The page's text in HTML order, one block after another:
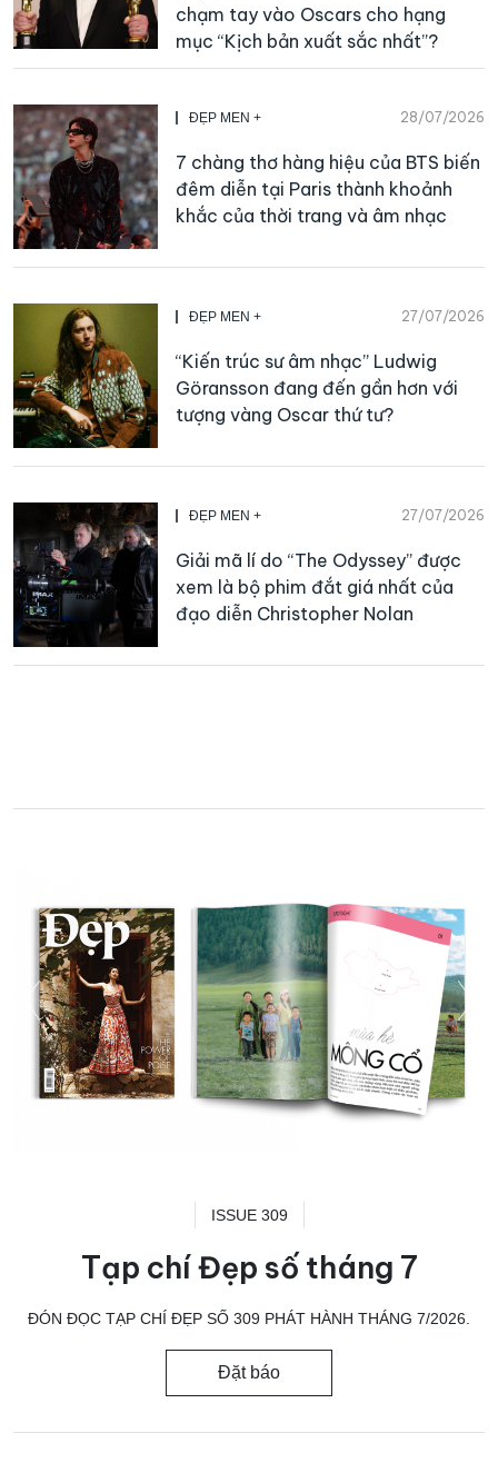
chạm tay vào Oscars cho hạng
mục “Kịch bản xuất sắc nhất”?
ĐẸP MEN + 28/07/2026
7 chàng thơ hàng hiệu của BTS biến
đêm diễn tại Paris thành khoảnh
khắc của thời trang và âm nhạc
ĐẸP MEN + 27/07/2026
“Kiến trúc sư âm nhạc” Ludwig
Göransson đang đến gần hơn với
tượng vàng Oscar thứ tư?
ĐẸP MEN + 27/07/2026
Giải mã lí do “The Odyssey” được
xem là bộ phim đắt giá nhất của
đạo diễn Christopher Nolan
ISSUE 309
Tạp chí Đẹp số tháng 7
ĐÓN ĐỌC TẠP CHÍ ĐẸP SỐ 309 PHÁT HÀNH THÁNG 7/2026.
Đặt báo